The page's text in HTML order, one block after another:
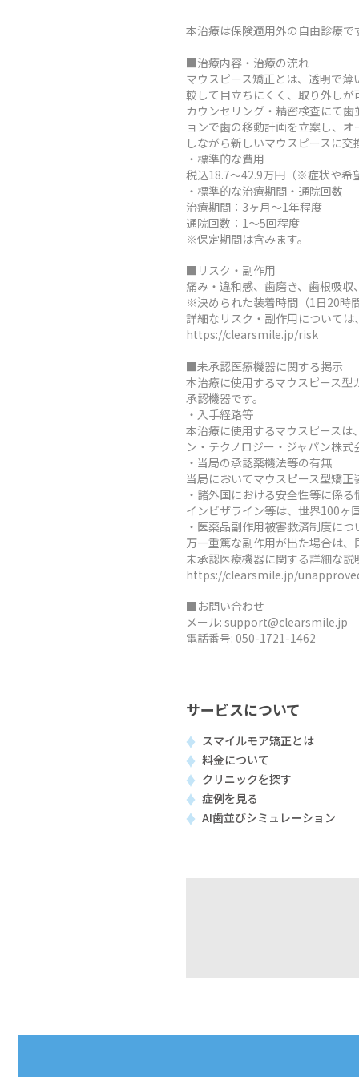
本治療は保険適用外の自由診療で
■治療内容・治療の流れ
マウスピース矯正とは、透明で
較して目立ちにくく、取り外しが
カウンセリング・精密検査にて
ョンで歯の移動計画を立案し、
しながら新しいマウスピースに
・標準的な費用
税込18.7～42.9万円（※症状や希
・標準的な治療期間・通院回数
治療期間：3ヶ月～1年程度
通院回数：1～5回程度
※保定期間は含みます。
■リスク・副作用
痛み・違和感、歯磨き、歯根吸
※決められた装着時間（1日20時
詳細なリスク・副作用について
https://clearsmile.jp/risk
■未承認医療機器に関する掲示
本治療に使用するマウスピース
承認機器です。
・入手経路等
本治療に使用するマウスピース
ン・テクノロジー・ジャパン株
・当局の承認薬機法等の有無
当局においてマウスピース型矯
・諸外国における安全性等に係る
インビザライン等は、世界100ヶ
・医薬品副作用被害救済制度につ
万一重篤な副作用が出た場合は
未承認医療機器に関する詳細な
https://clearsmile.jp/
■お問い合わせ
メール: support@clearsmile.jp
電話番号: 050-1721-1462
サービスについて
スマイルモア矯正とは
料金について
クリニックを探す
症例を見る
AI歯並びシミュレーション